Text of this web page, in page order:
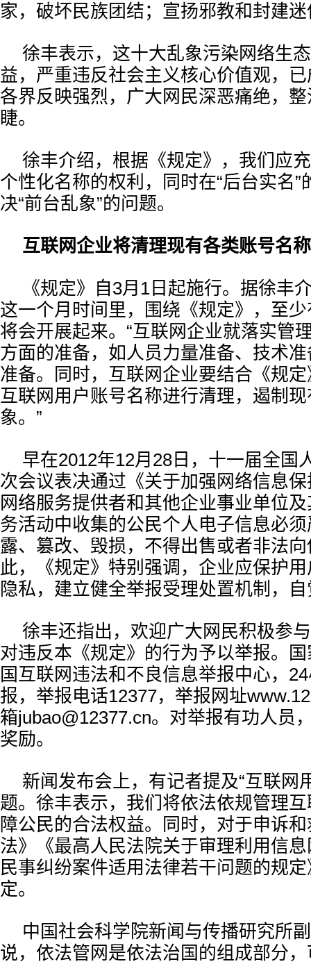
家，破坏民族团结；宣扬邪教和封建
徐丰表示，这十大乱象污染网络生
益，严重违反社会主义核心价值观，
各界反映强烈，广大网民深恶痛绝，
睫。
徐丰介绍，根据《规定》，我们应
个性化名称的权利，同时在“后台实名”
决“前台乱象”的问题。
互联网企业将清理现有各类账号名称
《规定》自3月1日起施行。据徐丰
这一个月时间里，围绕《规定》，至
将会开展起来。“互联网企业就落实管
方面的准备，如人员力量准备、技术
准备。同时，互联网企业要结合《规
互联网用户账号名称进行清理，遏制
象。”
早在2012年12月28日，十一届全国
次会议表决通过《关于加强网络信息
网络服务提供者和其他企业事业单位
务活动中收集的公民个人电子信息必
露、篡改、毁损，不得出售或者非法
此，《规定》特别强调，企业应保护
隐私，建立健全举报受理处置机制，
徐丰还指出，欢迎广大网民积极参
对违反本《规定》的行为予以举报。
国互联网违法和不良信息举报中心，
报，举报电话12377，举报网址
箱jubao@12377.cn。对举报有功人员
奖励。
新闻发布会上，有记者提及“互联网
题。徐丰表示，我们将依法依规管理
障公民的合法权益。同时，对于申诉
法》《最高人民法院关于审理利用信
民事纠纷案件适用法律若干问题的规
定。
中国社会科学院新闻与传播研究所
说，依法管网是依法治国的组成部分